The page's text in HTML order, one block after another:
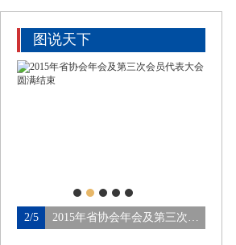
图说天下
2/5 2015年省协会年会及第三次会…